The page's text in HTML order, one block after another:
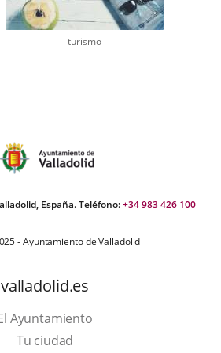
turismo
España. Teléfono:+34 983 426 100
- Ayuntamiento de Valladolid
valladolid.es
Ayuntamiento
Tu ciudad